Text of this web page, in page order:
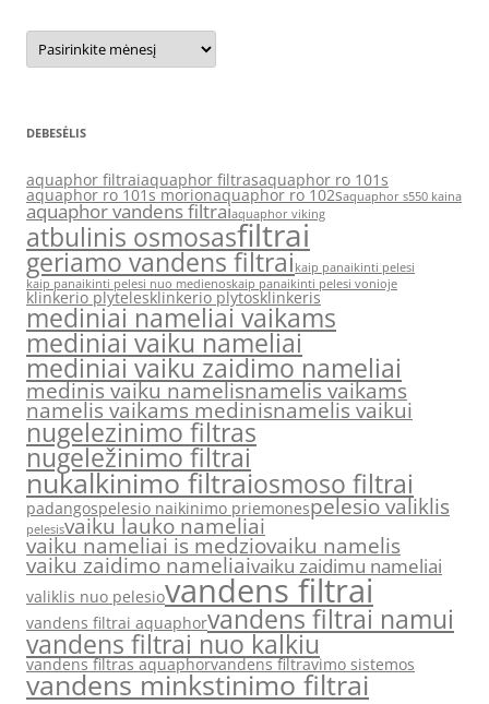
Archyvas
DEBESĖLIS
aquaphor filtraiaquaphor filtrasaquaphor ro 101s
aquaphor ro 101s morionaquaphor ro 102saquaphor s550 kaina
aquaphor vandens filtraiaquaphor viking
atbulinis osmosasfiltrai
geriamo vandens filtraikaip panaikinti pelesi
kaip panaikinti pelesi nuo medienoskaip panaikinti pelesi vonioje
klinkerio plytelesklinkerio plytosklinkeris
mediniai nameliai vaikams
mediniai vaiku nameliai
mediniai vaiku zaidimo nameliai
medinis vaiku namelisnamelis vaikams
namelis vaikams medinisnamelis vaikui
nugelezinimo filtras
nugeležinimo filtrai
nukalkinimo filtraiosmoso filtrai
padangospelesio naikinimo priemonespelesio valiklis
pelesisvaiku lauko nameliai
vaiku nameliai is medziovaiku namelis
vaiku zaidimo nameliaivaiku zaidimu nameliai
valiklis nuo pelesiovandens filtrai
vandens filtrai aquaphorvandens filtrai namui
vandens filtrai nuo kalkiu
vandens filtras aquaphorvandens filtravimo sistemos
vandens minkstinimo filtrai